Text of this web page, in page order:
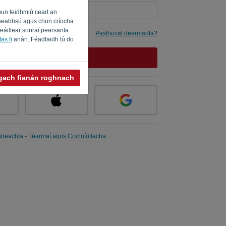
feidhmiú ceart an
agus chun críocha
sonraí pearsanta
fi anán. Féadfaidh tú do
fianán roghnach
dom Pasfhocal dearmadta?
- Téarmaí agus Coinníollacha